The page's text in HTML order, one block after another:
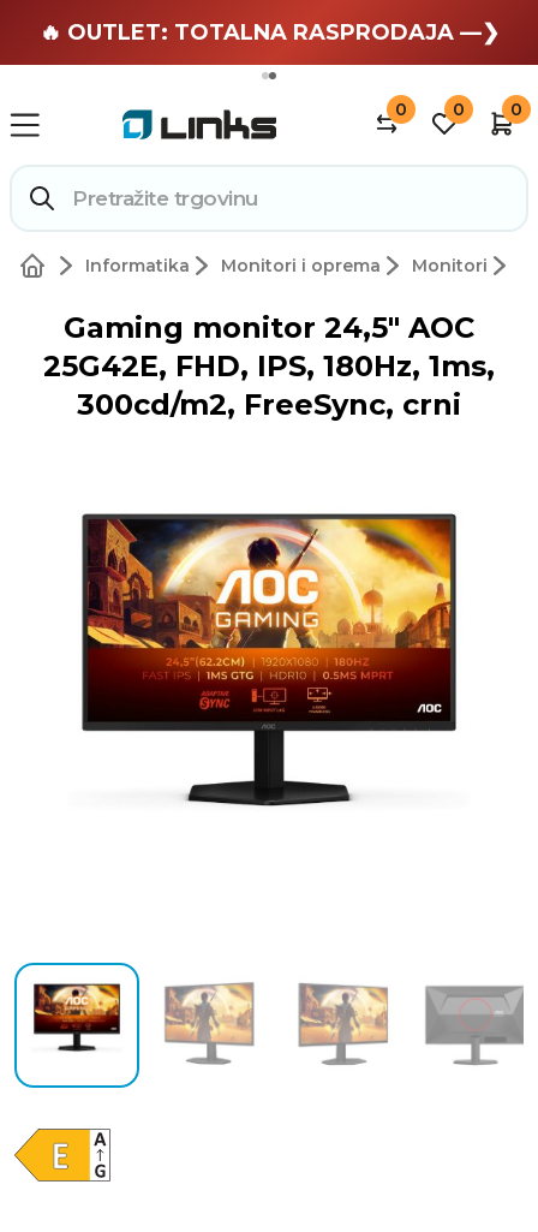
🏄 Zaslužuješ odmor —❯
🔥 OUTLET: TOTALNA RASPRODAJA —❯
0 0 0
Informatika Monitori i oprema Monitori
Gaming monitor 24,5" AOC
25G42E, FHD, IPS, 180Hz, 1ms,
300cd/m2, FreeSync, crni